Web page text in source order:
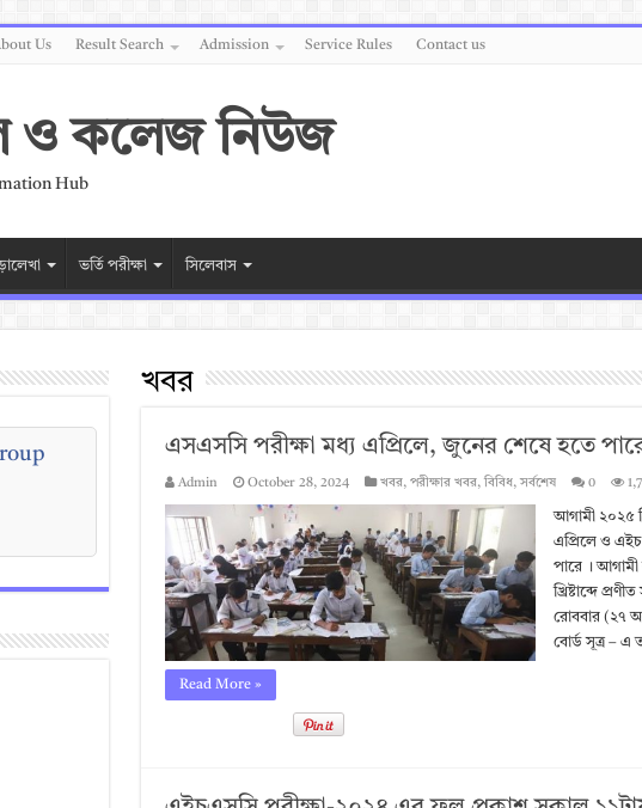
Us Result Search Admission Service Rules Contact us
ও কলেজ নিউজ
Hub
ভর্তি পরীক্ষা সিলেবাস
খবর
এসএসসি পরীক্ষা মধ্য এপ্রিলে, জুনের শেষে হতে
Admin October 28, 2024 খবর, পরীক্ষার খবর, বিবিধ, সর্বশেষ 0
আগামী ২০২৫
এপ্রিলে ও
পারে ।
খ্রিষ্টাব্দে
রোববার (২৭
বোর্ড সূত্র – এ
Read More »